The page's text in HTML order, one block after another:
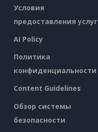
Условия
предоставления услуг
AI Policy
Политика
конфиденциальности
Content Guidelines
Обзор системы
безопасности